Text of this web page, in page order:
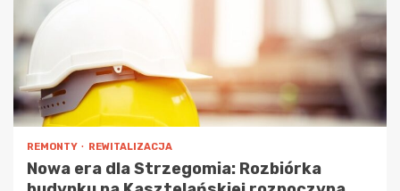
REMONTY REWITALIZACJA
Nowa era dla Strzegomia: Rozbiórka